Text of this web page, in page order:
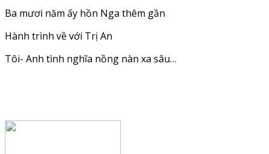
Ba mươi năm ấy hồn Nga thêm gần
Hành trình về với Trị An
Tôi- Anh tình nghĩa nồng nàn xa sâu…